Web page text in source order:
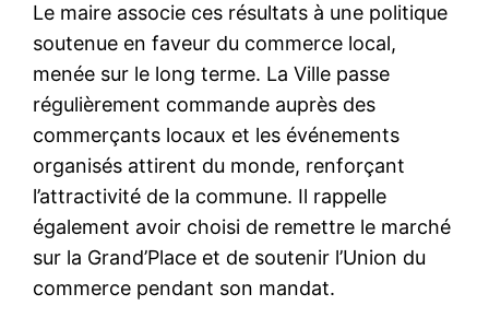
Le maire associe ces résultats à une politique
soutenue en faveur du commerce local,
menée sur le long terme. La Ville passe
régulièrement commande auprès des
commerçants locaux et les événements
organisés attirent du monde, renforçant
l’attractivité de la commune. Il rappelle
également avoir choisi de remettre le marché
sur la Grand’Place et de soutenir l’Union du
commerce pendant son mandat.